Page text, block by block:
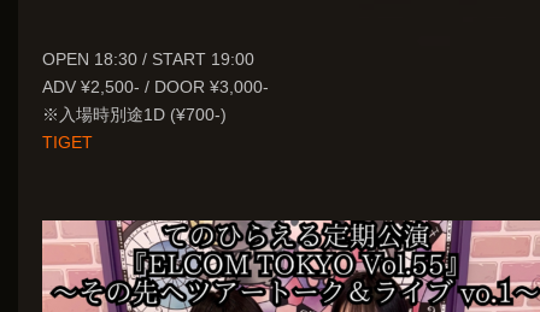
OPEN 18:30 / START 19:00
ADV ¥2,500- / DOOR ¥3,000-
※入場時別途1D (¥700-)
TIGET